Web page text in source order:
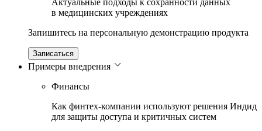
Актуальные подходы к сохранности данных
в медицинских учреждениях
Запишитесь на персональную демонстрацию продукта
Записаться
Примеры внедрения
Финансы
Как финтех-компании используют решения Индид
для защиты доступа и критичных систем